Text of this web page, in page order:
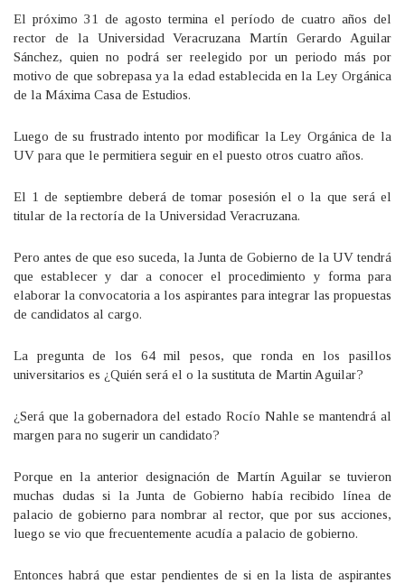
El próximo 31 de agosto termina el período de cuatro años del
rector de la Universidad Veracruzana Martín Gerardo Aguilar
Sánchez, quien no podrá ser reelegido por un periodo más por
motivo de que sobrepasa ya la edad establecida en la Ley Orgánica
de la Máxima Casa de Estudios.
Luego de su frustrado intento por modificar la Ley Orgánica de la
UV para que le permitiera seguir en el puesto otros cuatro años.
El 1 de septiembre deberá de tomar posesión el o la que será el
titular de la rectoría de la Universidad Veracruzana.
Pero antes de que eso suceda, la Junta de Gobierno de la UV tendrá
que establecer y dar a conocer el procedimiento y forma para
elaborar la convocatoria a los aspirantes para integrar las propuestas
de candidatos al cargo.
La pregunta de los 64 mil pesos, que ronda en los pasillos
universitarios es ¿Quién será el o la sustituta de Martin Aguilar?
¿Será que la gobernadora del estado Rocío Nahle se mantendrá al
margen para no sugerir un candidato?
Porque en la anterior designación de Martín Aguilar se tuvieron
muchas dudas si la Junta de Gobierno había recibido línea de
palacio de gobierno para nombrar al rector, que por sus acciones,
luego se vio que frecuentemente acudía a palacio de gobierno.
Entonces habrá que estar pendientes de si en la lista de aspirantes